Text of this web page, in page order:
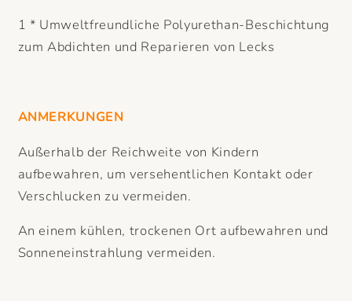
1 * Umweltfreundliche Polyurethan-Beschichtung
zum Abdichten und Reparieren von Lecks
ANMERKUNGEN
Außerhalb der Reichweite von Kindern
aufbewahren, um versehentlichen Kontakt oder
Verschlucken zu vermeiden.
An einem kühlen, trockenen Ort aufbewahren und
Sonneneinstrahlung vermeiden.